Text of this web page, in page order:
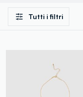
Tutti i filtri